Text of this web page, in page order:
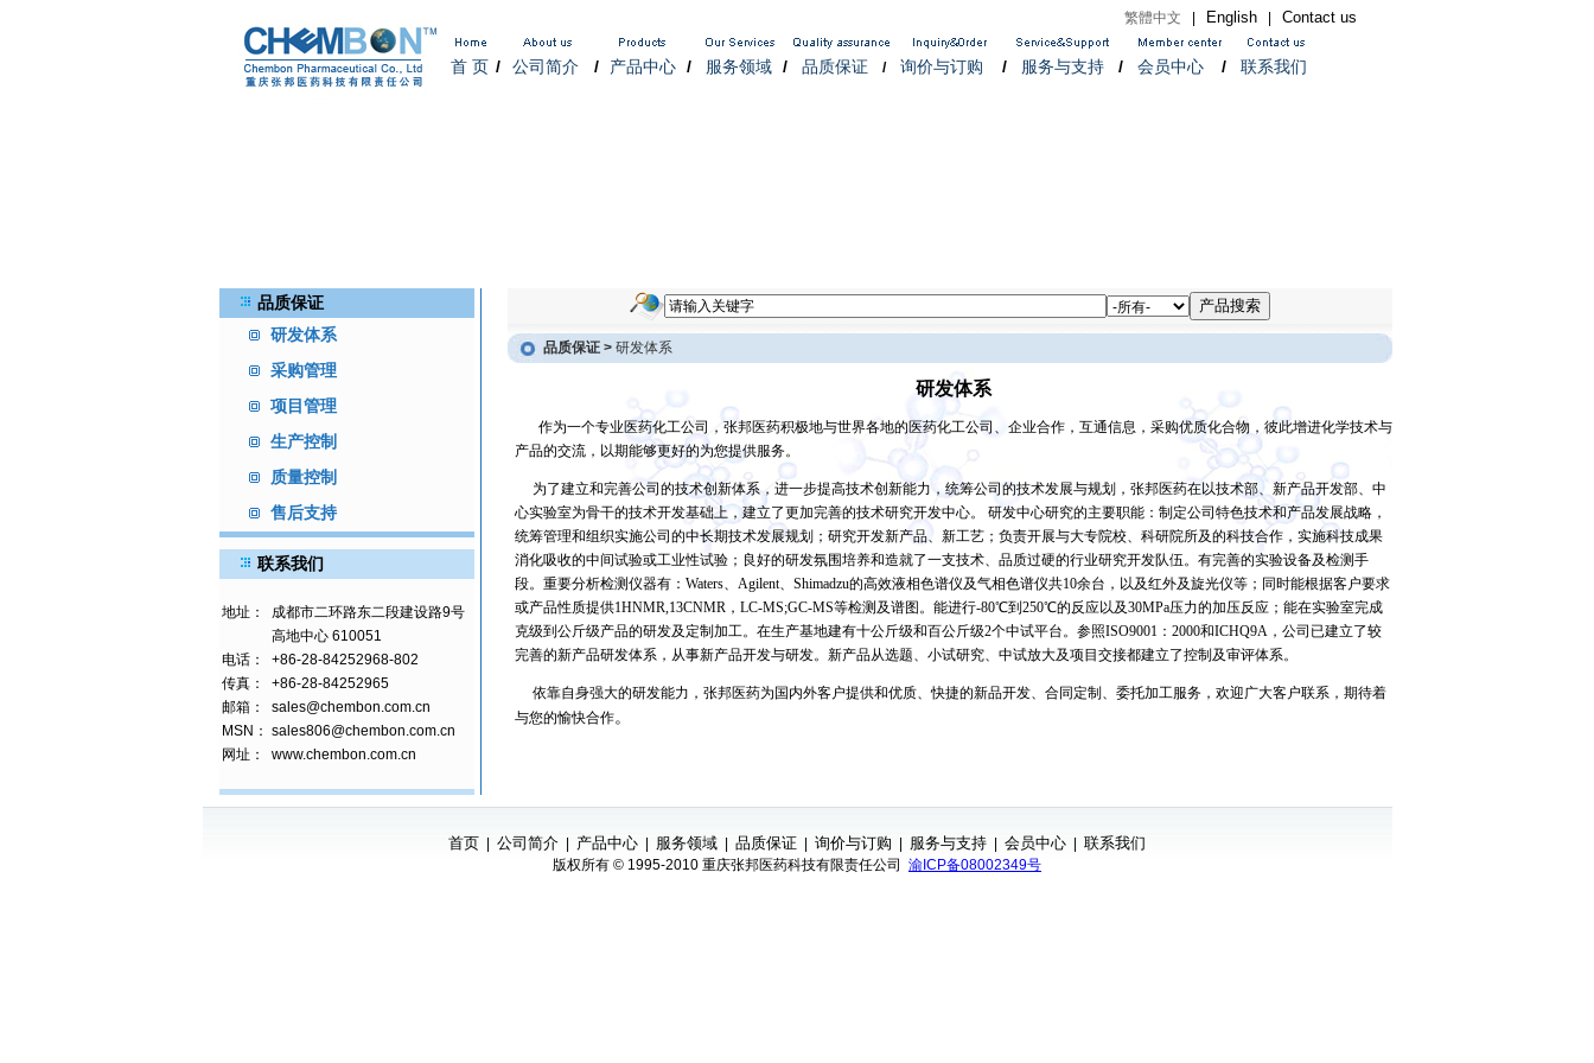
繁體中文 English| Contact us
首 页 / 公司简介 / 产品中心 / 服务领域 / 品质保证 / 询价与订购 / 服务与支持 / 会员中心 / 联系我们
品质保证
研发体系
采购管理
项目管理
生产控制
质量控制
售后支持
品质保证 > 研发体系
研发体系
作为一个专业医药化工公司，张邦医药积极地与世界各地的医药化工公司、企业合作，互通信息，采购优质化合物，彼此增进化学技术与
产品的交流，以期能够更好的为您提供服务。
为了建立和完善公司的技术创新体系，进一步提高技术创新能力，统筹公司的技术发展与规划，张邦医药在以技术部、新产品开发部、中
心实验室为骨干的技术开发基础上，建立了更加完善的技术研究开发中心。 研发中心研究的主要职能：制定公司特色技术和产品发展战略，
统筹管理和组织实施公司的中长期技术发展规划；研究开发新产品、新工艺；负责开展与大专院校、科研院所及的科技合作，实施科技成果
消化吸收的中间试验或工业性试验；良好的研发氛围培养和造就了一支技术、品质过硬的行业研究开发队伍。有完善的实验设备及检测手
段。重要分析检测仪器有：Waters、Agilent、Shimadzu的高效液相色谱仪及气相色谱仪共10余台，以及红外及旋光仪等；同时能根据客户要求
或产品性质提供1HNMR,13CNMR，LC-MS;GC-MS等检测及谱图。能进行-80℃到250℃的反应以及30MPa压力的加压反应；能在实验室完成
克级到公斤级产品的研发及定制加工。在生产基地建有十公斤级和百公斤级2个中试平台。参照ISO9001：2000和ICHQ9A，公司已建立了较
完善的新产品研发体系，从事新产品开发与研发。新产品从选题、小试研究、中试放大及项目交接都建立了控制及审评体系。
依靠自身强大的研发能力，张邦医药为国内外客户提供和优质、快捷的新品开发、合同定制、委托加工服务，欢迎广大客户联系，期待着
与您的愉快合作。
联系我们
地址：
成都市二环路东二段建设路9号
高地中心 610051
电话：
+86-28-84252968-802
传真：
+86-28-84252965
邮箱：
sales@chembon.com.cn
MSN： sales806@chembon.com.cn
网址：
www.chembon.com.cn
首页 公司简介 产品中心 服务领域 品质保证 询价与订购 服务与支持 会员中心 联系我们
版权所有 © 1995-2010 重庆张邦医药科技有限责任公司 渝ICP备08002349号